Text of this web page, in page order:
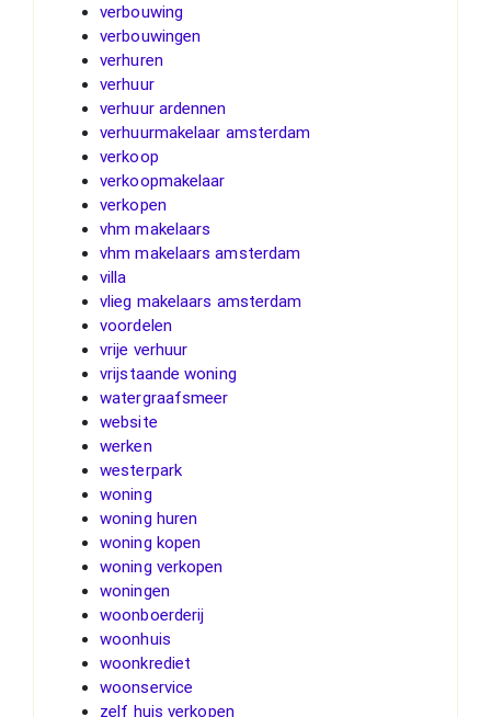
verbouwing
verbouwingen
verhuren
verhuur
verhuur ardennen
verhuurmakelaar amsterdam
verkoop
verkoopmakelaar
verkopen
vhm makelaars
vhm makelaars amsterdam
villa
vlieg makelaars amsterdam
voordelen
vrije verhuur
vrijstaande woning
watergraafsmeer
website
werken
westerpark
woning
woning huren
woning kopen
woning verkopen
woningen
woonboerderij
woonhuis
woonkrediet
woonservice
zelf huis verkopen